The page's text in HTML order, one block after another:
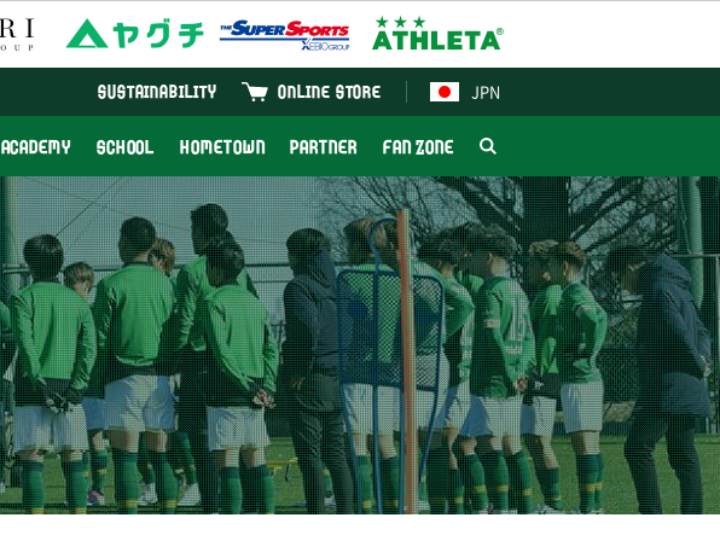
JPN
ONLINE STORE
SUSTAINABILITY
ACADEMY SCHOOL HOMETOWN PARTNER FAN ZONE